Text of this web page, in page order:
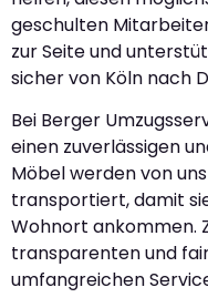
geschulten
zur Seite und
sicher von Köln nach
Bei Berger
einen zuverlässigen
Möbel werden von
transportiert, damit
Wohnort ankommen.
transparenten und
umfangreichen